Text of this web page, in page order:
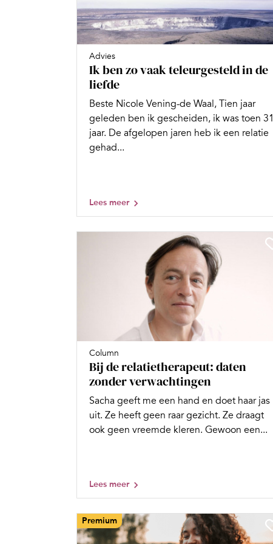
Advies
Ik ben zo vaak teleurgesteld in de
liefde
Beste Nicole Vening-de Waal, Tien jaar
geleden ben ik gescheiden, ik was toen 31
jaar. De afgelopen jaren heb ik een relatie
gehad...
Lees meer
Column
Bij de relatietherapeut: daten
zonder verwachtingen
Sacha geeft me een hand en doet haar jas
uit. Ze heeft geen raar gezicht. Ze draagt
ook geen vreemde kleren. Gewoon een...
Lees meer
Premium